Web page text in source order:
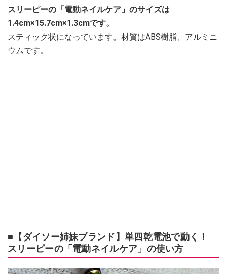
スリーピーの「電動ネイルケア」のサイズは
1.4cm×15.7cm×1.3cmです。
スティック状になっています。材質はABS樹脂、アルミニ
ウムです。
■【ダイソー姉妹ブランド】単四乾電池で動く！
スリーピーの「電動ネイルケア」の使い方